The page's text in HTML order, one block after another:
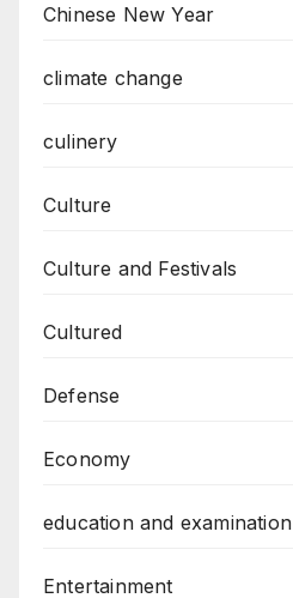
Chinese New Year
climate change
culinery
Culture
Culture and Festivals
Cultured
Defense
Economy
education and examination
Entertainment